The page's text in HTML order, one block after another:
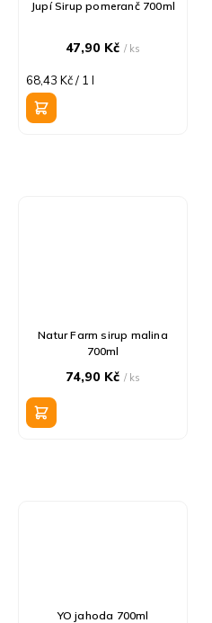
Jupí Sirup pomeranč 700ml
47,90 Kč/ ks
Měrná
cena:
68,43 Kč / 1 l
Natur Farm sirup malina
700ml
74,90 Kč/ ks
YO jahoda 700ml